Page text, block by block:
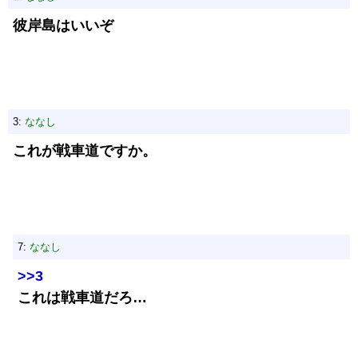
彼岸島はいいぞ
3: ななし
これが戦車道ですか。
7: ななし
>>3
これは戦車道だろ…